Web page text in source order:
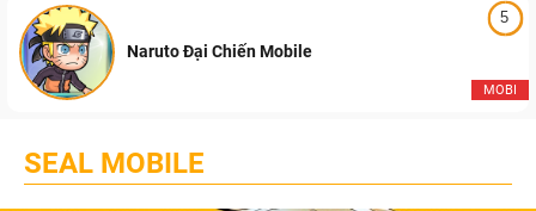
5
MOBI
Naruto Đại Chiến Mobile
SEAL MOBILE